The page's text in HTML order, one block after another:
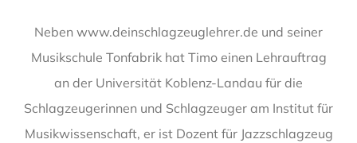
Neben www.deinschlagzeuglehrer.de und seiner
Musikschule Tonfabrik hat Timo einen Lehrauftrag
an der Universität Koblenz-Landau für die
Schlagzeugerinnen und Schlagzeuger am Institut für
Musikwissenschaft, er ist Dozent für Jazzschlagzeug